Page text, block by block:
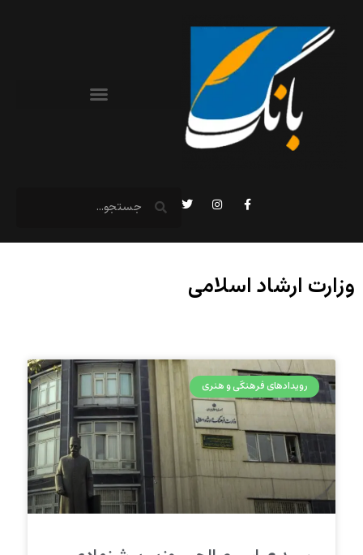
وزارت ارشاد اسلامی
رویدادهای فرهنگی و هنری